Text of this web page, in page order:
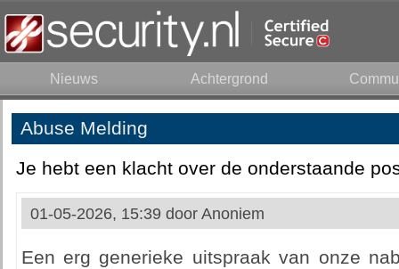
Nieuws Achtergrond
Abuse Melding
Je hebt een klacht over de onderstaande
01-05-2026, 15:39 door Anoniem
Een erg generieke uitspraak van onze